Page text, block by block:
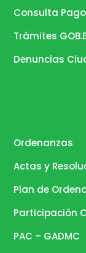
Consulta
Trámites
Denuncias
Ordenanzas
Actas y
Plan de
Participación
PAC – GADMC